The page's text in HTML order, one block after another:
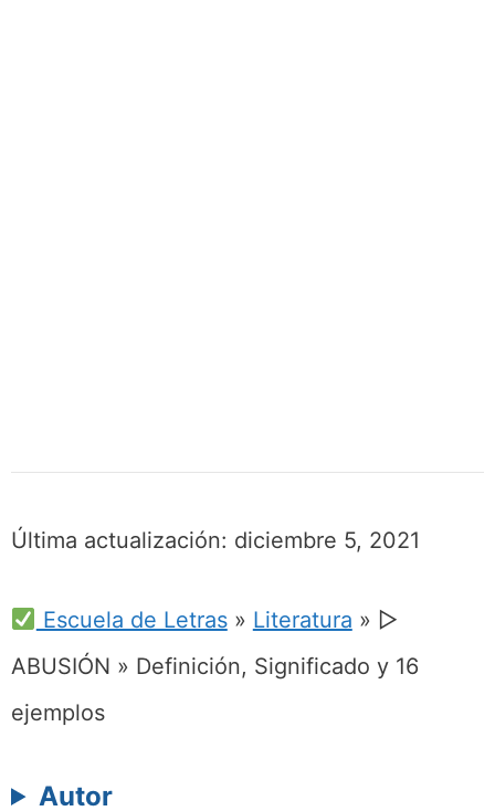
Última actualización: diciembre 5, 2021
Escuela de Letras» Literatura » ▷
ABUSIÓN » Definición, Significado y 16
ejemplos
Autor